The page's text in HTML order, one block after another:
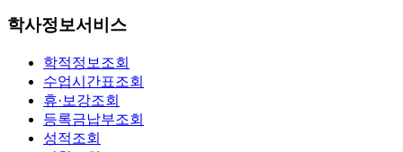
학사정보서비스
학적정보조회
수업시간표조회
휴·보강조회
등록금납부조회
성적조회